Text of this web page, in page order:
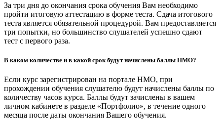
За три дня до окончания срока обучения Вам необходимо
пройти итоговую аттестацию в форме теста. Сдача итогового
теста является обязательной процедурой. Вам предоставляется
три попытки, но большинство слушателей успешно сдают
тест с первого раза.
В каком количестве и в какой срок будут начислены баллы НМО?
Если курс зарегистрирован на портале НМО, при
прохождении обучения слушателю будут начислены баллы по
количеству часов курса. Баллы будут зачислены в вашем
личном кабинете в разделе «Портфолио», в течение одного
месяца после даты окончания Вашего обучения.